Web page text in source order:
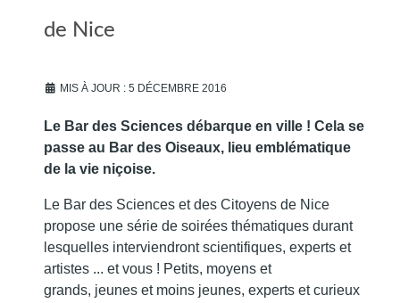
de Nice
MIS À JOUR : 5 DÉCEMBRE 2016
Le Bar des Sciences débarque en ville ! Cela se
passe au Bar des Oiseaux, lieu emblématique
de la vie niçoise.
Le Bar des Sciences et des Citoyens de Nice
propose une série de soirées thématiques durant
lesquelles interviendront scientifiques, experts et
artistes ... et vous ! Petits, moyens et
grands, jeunes et moins jeunes, experts et curieux